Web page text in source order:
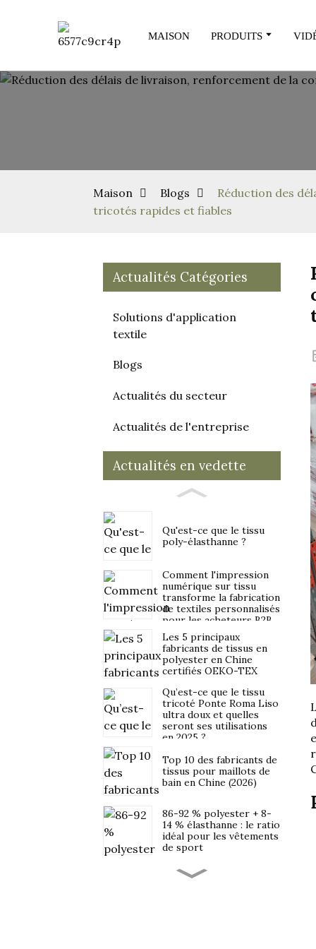
MAISON PRODUITS
Maison Blogs
Réduction des
tricotés rapides et fiables
Actualités Catégories
Solutions d'application
textile
Blogs
Actualités du secteur
Actualités de l'entreprise
Actualités en vedette
Qu'est-ce que le tissu
poly-élasthanne ?
Comment l'impression
numérique sur tissu
transforme la fabrication
de textiles personnalisés
pour les acheteurs B2B
en 2026
Les 5 principaux
fabricants de tissus en
polyester en Chine
certifiés OEKO-TEX
Qu’est-ce que le tissu
tricoté Ponte Roma Liso
ultra doux et quelles
seront ses utilisations
en 2025 ?
Top 10 des fabricants de
tissus pour maillots de
bain en Chine (2026)
86-92 % polyester + 8-
14 % élasthanne : le ratio
idéal pour les vêtements
de sport
Approvisionnement en
tissus pour vêtements